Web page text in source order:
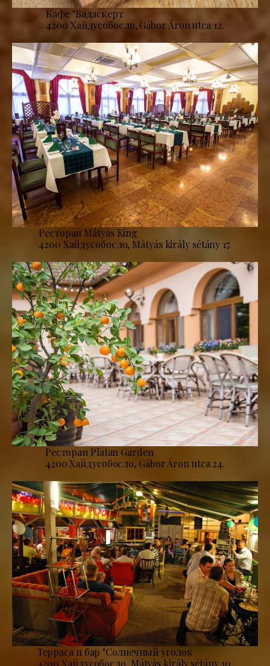
Кафе "Вадаскерт
4200 Хайдусобосло, Gábor Áron utca 12.
Ресторан Mátyás King
4200 Хайдусобосло, Mátyás király sétány 17.
Ресторан Platan Garden
4200 Хайдусобосло, Gábor Áron utca 24.
Терраса и бар "Солнечный уголок
4200 Хайдусобосло, Mátyás király sétány 10.